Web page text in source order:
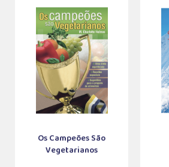
Os Campeões São
Vegetarianos